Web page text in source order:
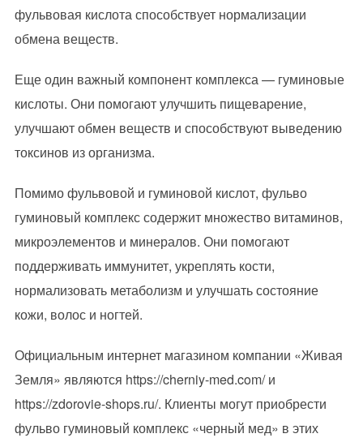
фульвовая кислота способствует нормализации
обмена веществ.
Еще один важный компонент комплекса — гуминовые
кислоты. Они помогают улучшить пищеварение,
улучшают обмен веществ и способствуют выведению
токсинов из организма.
Помимо фульвовой и гуминовой кислот, фульво
гуминовый комплекс содержит множество витаминов,
микроэлементов и минералов. Они помогают
поддерживать иммунитет, укреплять кости,
нормализовать метаболизм и улучшать состояние
кожи, волос и ногтей.
Официальным интернет магазином компании «Живая
Земля» являются https://cherniy-med.com/ и
https://zdorovie-shops.ru/. Клиенты могут приобрести
фульво гуминовый комплекс «черный мед» в этих